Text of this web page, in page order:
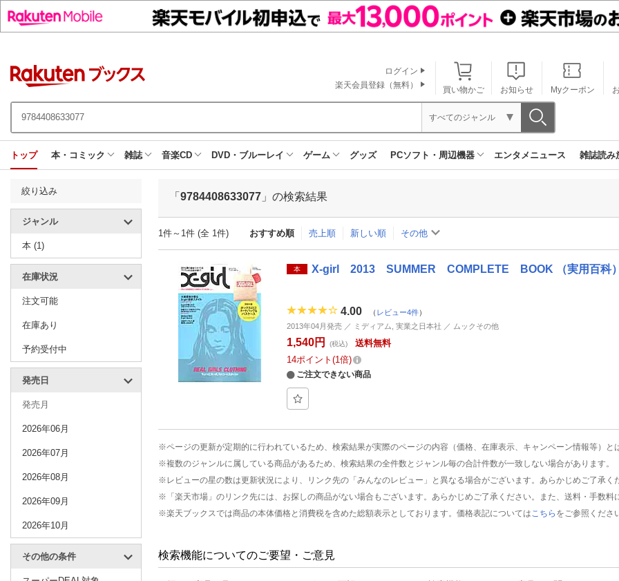
買い物かご お知らせ Myクーポン
ログイン
楽天会員登録（無料）
すべてのジャンル
トップ 本・コミック 雑誌 音楽CD DVD・ブルーレイ ゲーム グッズ PCソフト・周辺機器 エンタメニュース 雑誌読み
絞り込み
ジャンル
本 (1)
在庫状況
注文可能
在庫あり
予約受付中
発売日
発売月
2026年06月
2026年07月
2026年08月
2026年09月
2026年10月
その他の条件
「 9784408633077 」の検索結果
1件～1件 (全 1件) おすすめ順 売上順 新しい順 その他
本 X-girl 2013 SUMMER COMPLETE BOOK （実用百科）
4.00 （ レビュー4件）
2013年04月発売 ／ ミディアム, 実業之日本社 ／ ムックその他
1,540円 (税込)
送料無料
14ポイント 1倍
ご注文できない商品
※ページの更新が定期的に行われているため、検索結果が実際のページの内容（価格、在庫表示、キャンペーン情報等）と
※複数のジャンルに属している商品があるため、検索結果の全件数とジャンル毎の合計件数が一致しない場合があります。
※レビューの星の数は更新状況により、リンク先の「みんなのレビュー」と異なる場合がございます。あらかじめご了承く
※「楽天市場」のリンク先には、お探しの商品がない場合もございます。あらかじめご了承ください。また、送料・手数料
※楽天ブックスでは商品の本体価格と消費税を含めた総額表示としております。価格表記については こちら をご参照くださ
検索機能についてのご要望・ご意見